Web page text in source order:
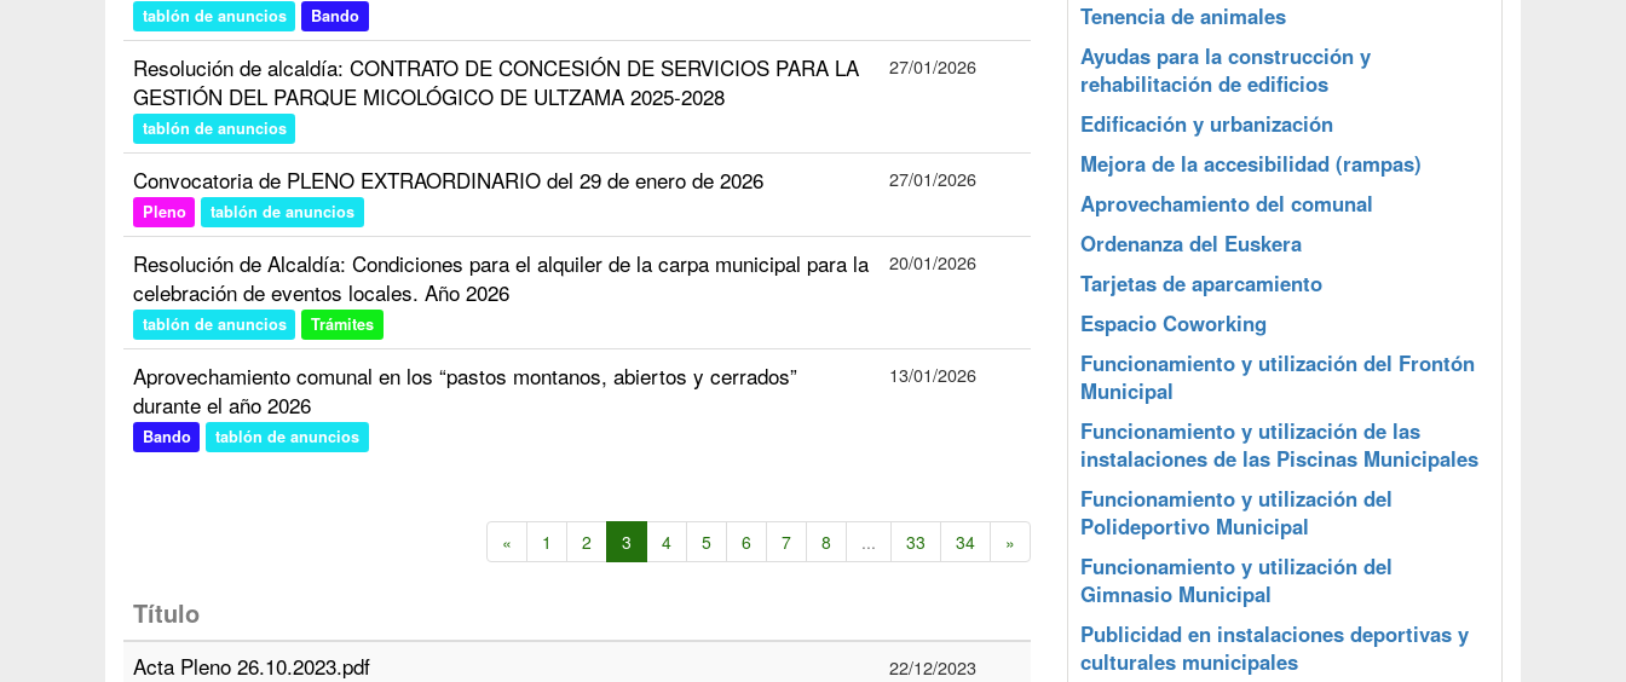
tablón de anuncios Bando
Resolución de alcaldía: CONTRATO DE CONCESIÓN DE SERVICIOS PARA LA
GESTIÓN DEL PARQUE MICOLÓGICO DE ULTZAMA 2025-2028
tablón de anuncios
27/01/2026
Convocatoria de PLENO EXTRAORDINARIO del 29 de enero de 2026
Pleno tablón de anuncios
27/01/2026
Resolución de Alcaldía: Condiciones para el alquiler de la carpa municipal para la
celebración de eventos locales. Año 2026
tablón de anuncios Trámites
20/01/2026
Aprovechamiento comunal en los “pastos montanos, abiertos y cerrados”
durante el año 2026
Bando tablón de anuncios
13/01/2026
« 1 2 3 4 5 6 7 8 ... 33 34 »
Título
Acta Pleno 26.10.2023.pdf 22/12/2023
Tenencia de animales
Ayudas para la construcción y
rehabilitación de edificios
Edificación y urbanización
Mejora de la accesibilidad (rampas)
Aprovechamiento del comunal
Ordenanza del Euskera
Tarjetas de aparcamiento
Espacio Coworking
Funcionamiento y utilización del Frontón
Municipal
Funcionamiento y utilización de las
instalaciones de las Piscinas Municipales
Funcionamiento y utilización del
Polideportivo Municipal
Funcionamiento y utilización del
Gimnasio Municipal
Publicidad en instalaciones deportivas y
culturales municipales